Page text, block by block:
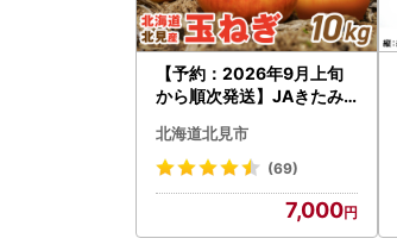
【予約：2026年9月上旬
から順次発送】JAきたみ
g ( タマネギ たまねぎ 野菜
)【210-0003-2026】
北海道北見市
(69)
7,000